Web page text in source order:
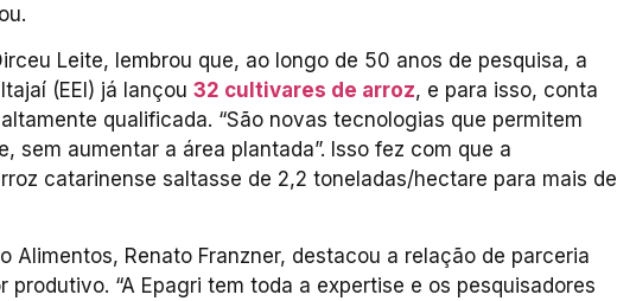
Leite, lembrou que, ao longo de 50 anos de pesquisa, a
(EEI) já lançou 32 cultivares de arroz, e para isso, conta
qualificada. “São novas tecnologias que permitem
sem aumentar a área plantada”. Isso fez com que a
catarinense saltasse de 2,2 toneladas/hectare para mais de
Alimentos, Renato Franzner, destacou a relação de parceria
produtivo. “A Epagri tem toda a expertise e os pesquisadores